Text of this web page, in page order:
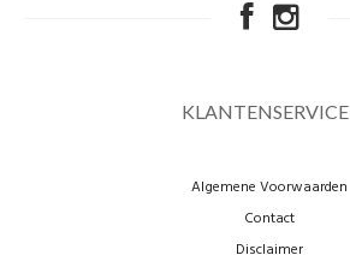
KLANTENSERVICE
Algemene Voorwaarden
Contact
Disclaimer